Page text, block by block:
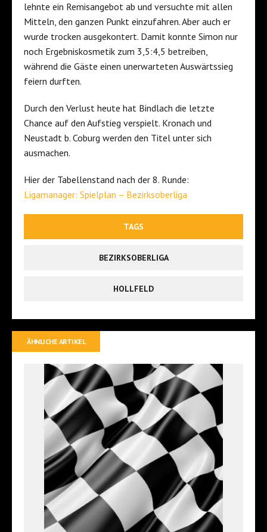
lehnte ein Remisangebot ab und versuchte mit allen
Mitteln, den ganzen Punkt einzufahren. Aber auch er
wurde trocken ausgekontert. Damit konnte Simon nur
noch Ergebniskosmetik zum 3,5:4,5 betreiben,
während die Gäste einen unerwarteten Auswärtssieg
feiern durften.
Durch den Verlust heute hat Bindlach die letzte
Chance auf den Aufstieg verspielt. Kronach und
Neustadt b. Coburg werden den Titel unter sich
ausmachen.
Hier der Tabellenstand nach der 8. Runde:
Ligamanager: Spielplan – Bezirksoberliga
TAGS
BEZIRKSOBERLIGA
HOLLFELD
ÄHNLICHE ARTIKEL